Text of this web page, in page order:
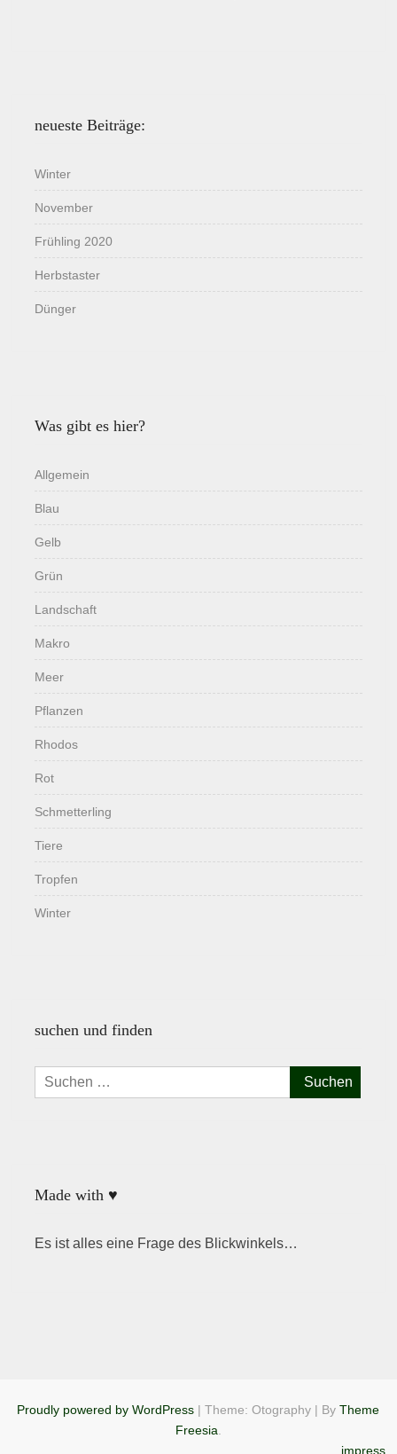
neueste Beiträge:
Winter
November
Frühling 2020
Herbstaster
Dünger
Was gibt es hier?
Allgemein
Blau
Gelb
Grün
Landschaft
Makro
Meer
Pflanzen
Rhodos
Rot
Schmetterling
Tiere
Tropfen
Winter
suchen und finden
Suchen
nach:
Made with ♥
Es ist alles eine Frage des Blickwinkels…
Proudly powered by WordPress |Theme: Otography | ByTheme
Freesia
impress